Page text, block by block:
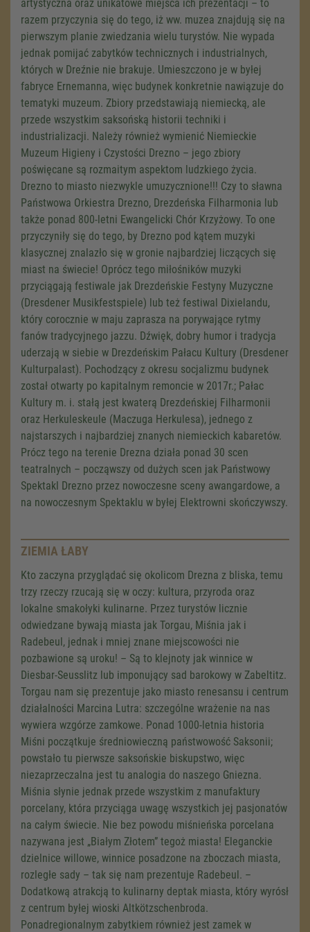
artystyczna oraz unikatowe miejsca ich prezentacji – to
razem przyczynia się do tego, iż ww. muzea znajdują się na
pierwszym planie zwiedzania wielu turystów. Nie wypada
jednak pomijać zabytków technicznych i industrialnych,
których w Dreźnie nie brakuje. Umieszczono je w byłej
fabryce Ernemanna, więc budynek konkretnie nawiązuje do
tematyki muzeum. Zbiory przedstawiają niemiecką, ale
przede wszystkim saksońską historii techniki i
industrializacji. Należy również wymienić Niemieckie
Muzeum Higieny i Czystości Drezno – jego zbiory
poświęcane są rozmaitym aspektom ludzkiego życia.
Drezno to miasto niezwykle umuzycznione!!! Czy to sławna
Państwowa Orkiestra Drezno, Drezdeńska Filharmonia lub
także ponad 800-letni Ewangelicki Chór Krzyżowy. To one
przyczyniły się do tego, by Drezno pod kątem muzyki
klasycznej znalazło się w gronie najbardziej liczących się
miast na świecie! Oprócz tego miłośników muzyki
przyciągają festiwale jak Drezdeńskie Festyny Muzyczne
(Dresdener Musikfestspiele) lub też festiwal Dixielandu,
który corocznie w maju zaprasza na porywające rytmy
fanów tradycyjnego jazzu. Dźwięk, dobry humor i tradycja
uderzają w siebie w Drezdeńskim Pałacu Kultury (Dresdener
Kulturpalast). Pochodzący z okresu socjalizmu budynek
został otwarty po kapitalnym remoncie w 2017r.; Pałac
Kultury m. i. stałą jest kwaterą Drezdeńskiej Filharmonii
oraz Herkuleskeule (Maczuga Herkulesa), jednego z
najstarszych i najbardziej znanych niemieckich kabaretów.
Prócz tego na terenie Drezna działa ponad 30 scen
teatralnych – począwszy od dużych scen jak Państwowy
Spektakl Drezno przez nowoczesne sceny awangardowe, a
na nowoczesnym Spektaklu w byłej Elektrowni skończywszy.
ZIEMIA ŁABY
Kto zaczyna przyglądać się okolicom Drezna z bliska, temu
trzy rzeczy rzucają się w oczy: kultura, przyroda oraz
lokalne smakołyki kulinarne. Przez turystów licznie
odwiedzane bywają miasta jak Torgau, Miśnia jak i
Radebeul, jednak i mniej znane miejscowości nie
pozbawione są uroku! – Są to klejnoty jak winnice w
Diesbar-Seusslitz lub imponujący sad barokowy w Zabeltitz.
Torgau nam się prezentuje jako miasto renesansu i centrum
działalności Marcina Lutra: szczególne wrażenie na nas
wywiera wzgórze zamkowe. Ponad 1000-letnia historia
Miśni początkuje średniowieczną państwowość Saksonii;
powstało tu pierwsze saksońskie biskupstwo, więc
niezaprzeczalna jest tu analogia do naszego Gniezna.
Miśnia słynie jednak przede wszystkim z manufaktury
porcelany, która przyciąga uwagę wszystkich jej pasjonatów
na całym świecie. Nie bez powodu miśnieńska porcelana
nazywana jest „Białym Złotem” tegoż miasta! Eleganckie
dzielnice willowe, winnice posadzone na zboczach miasta,
rozległe sady – tak się nam prezentuje Radebeul. –
Dodatkową atrakcją to kulinarny deptak miasta, który wyrósł
z centrum byłej wioski Altkötzschenbroda.
Ponadregionalnym zabytkiem również jest zamek w